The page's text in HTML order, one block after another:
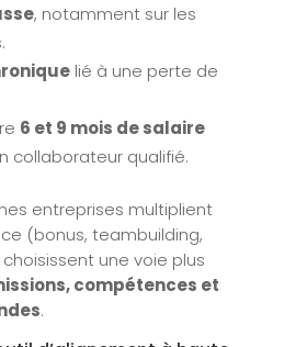
, notamment sur les
lié à une perte de
6 et 9 mois de salaire
collaborateur qualifié.
entreprises multiplient
(bonus, teambuilding,
une voie plus
compétences et
.